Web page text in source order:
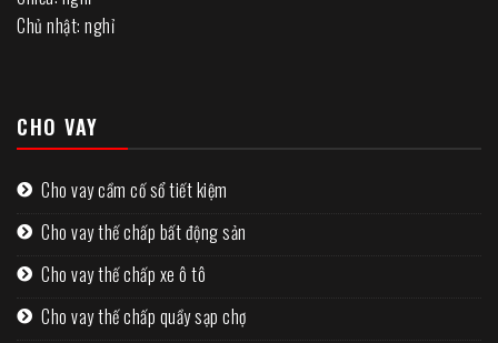
Chủ nhật: nghỉ
CHO VAY
Cho vay cầm cố sổ tiết kiệm
Cho vay thế chấp bất động sản
Cho vay thế chấp xe ô tô
Cho vay thế chấp quầy sạp chợ